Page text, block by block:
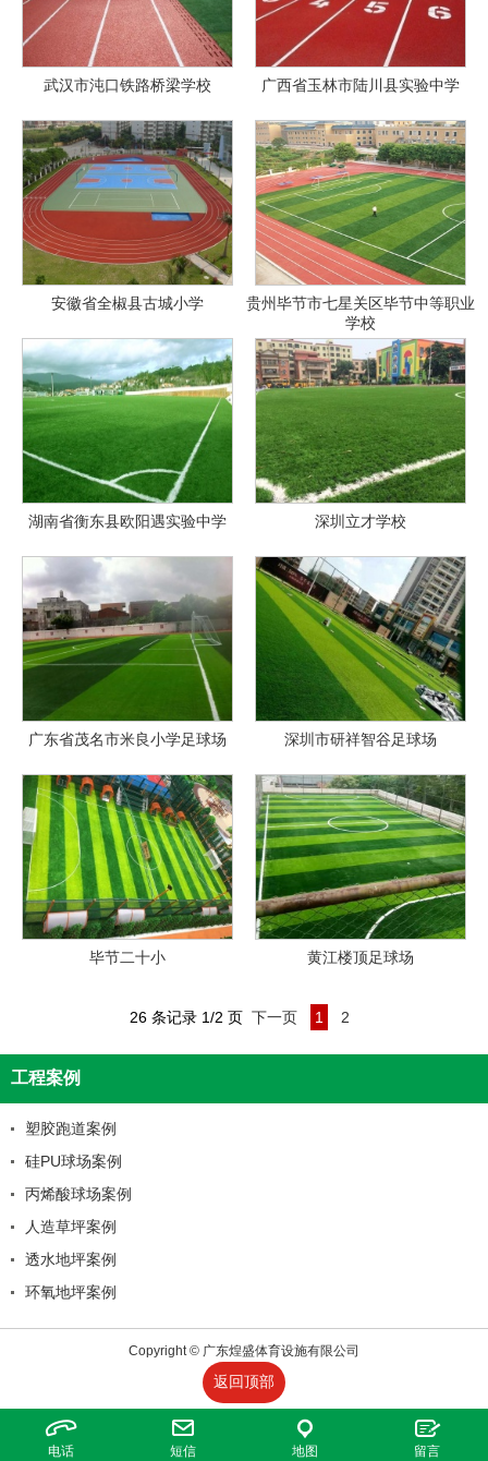
武汉市沌口铁路桥梁学校 广西省玉林市陆川县实验中学
安徽省全椒县古城小学
贵州毕节市七星关区毕节中等职业
学校
湖南省衡东县欧阳遇实验中学 深圳立才学校
广东省茂名市米良小学足球场 深圳市研祥智谷足球场
毕节二十小 黄江楼顶足球场
26 条记录 1/2 页 下一页 1 2
工程案例
塑胶跑道案例
硅PU球场案例
丙烯酸球场案例
人造草坪案例
透水地坪案例
环氧地坪案例
Copyright © 广东煌盛体育设施有限公司
返回顶部
电话 短信 地图 留言